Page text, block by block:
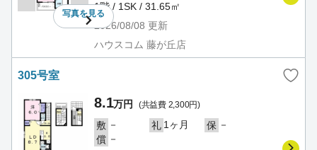
写真を見る
1階 / 1SK / 31.65㎡
2026/08/08 更新
ハウスコム 藤が丘店
305号室
8.1万円 (共益費 2,300円)
敷 － 礼 1ヶ月 保 －
償 －